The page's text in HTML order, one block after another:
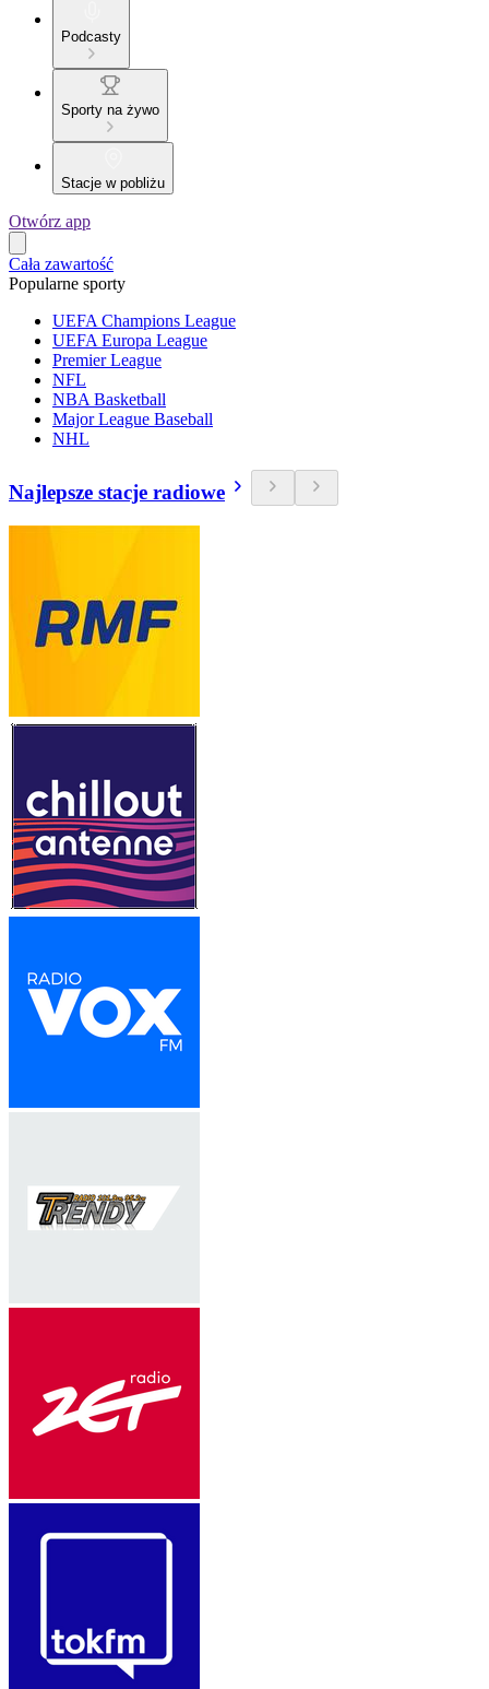
Podcasty
Sporty na żywo
Stacje w pobliżu
Otwórz app
Cała zawartość
Popularne sporty
UEFA Champions League
UEFA Europa League
Premier League
NFL
NBA Basketball
Major League Baseball
NHL
Najlepsze stacje radiowe